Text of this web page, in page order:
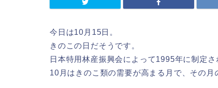
今日は10月15日。
きのこの日だそうです。
日本特用林産振興会によって1995年に制定
10月はきのこ類の需要が高まる月で、その